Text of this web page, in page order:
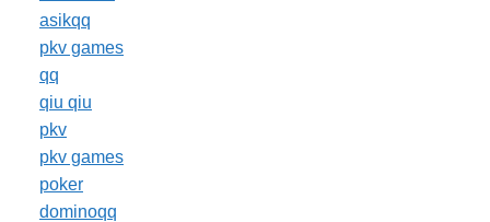
asikqq
pkv games
qq
qiu qiu
pkv
pkv games
poker
dominoqq